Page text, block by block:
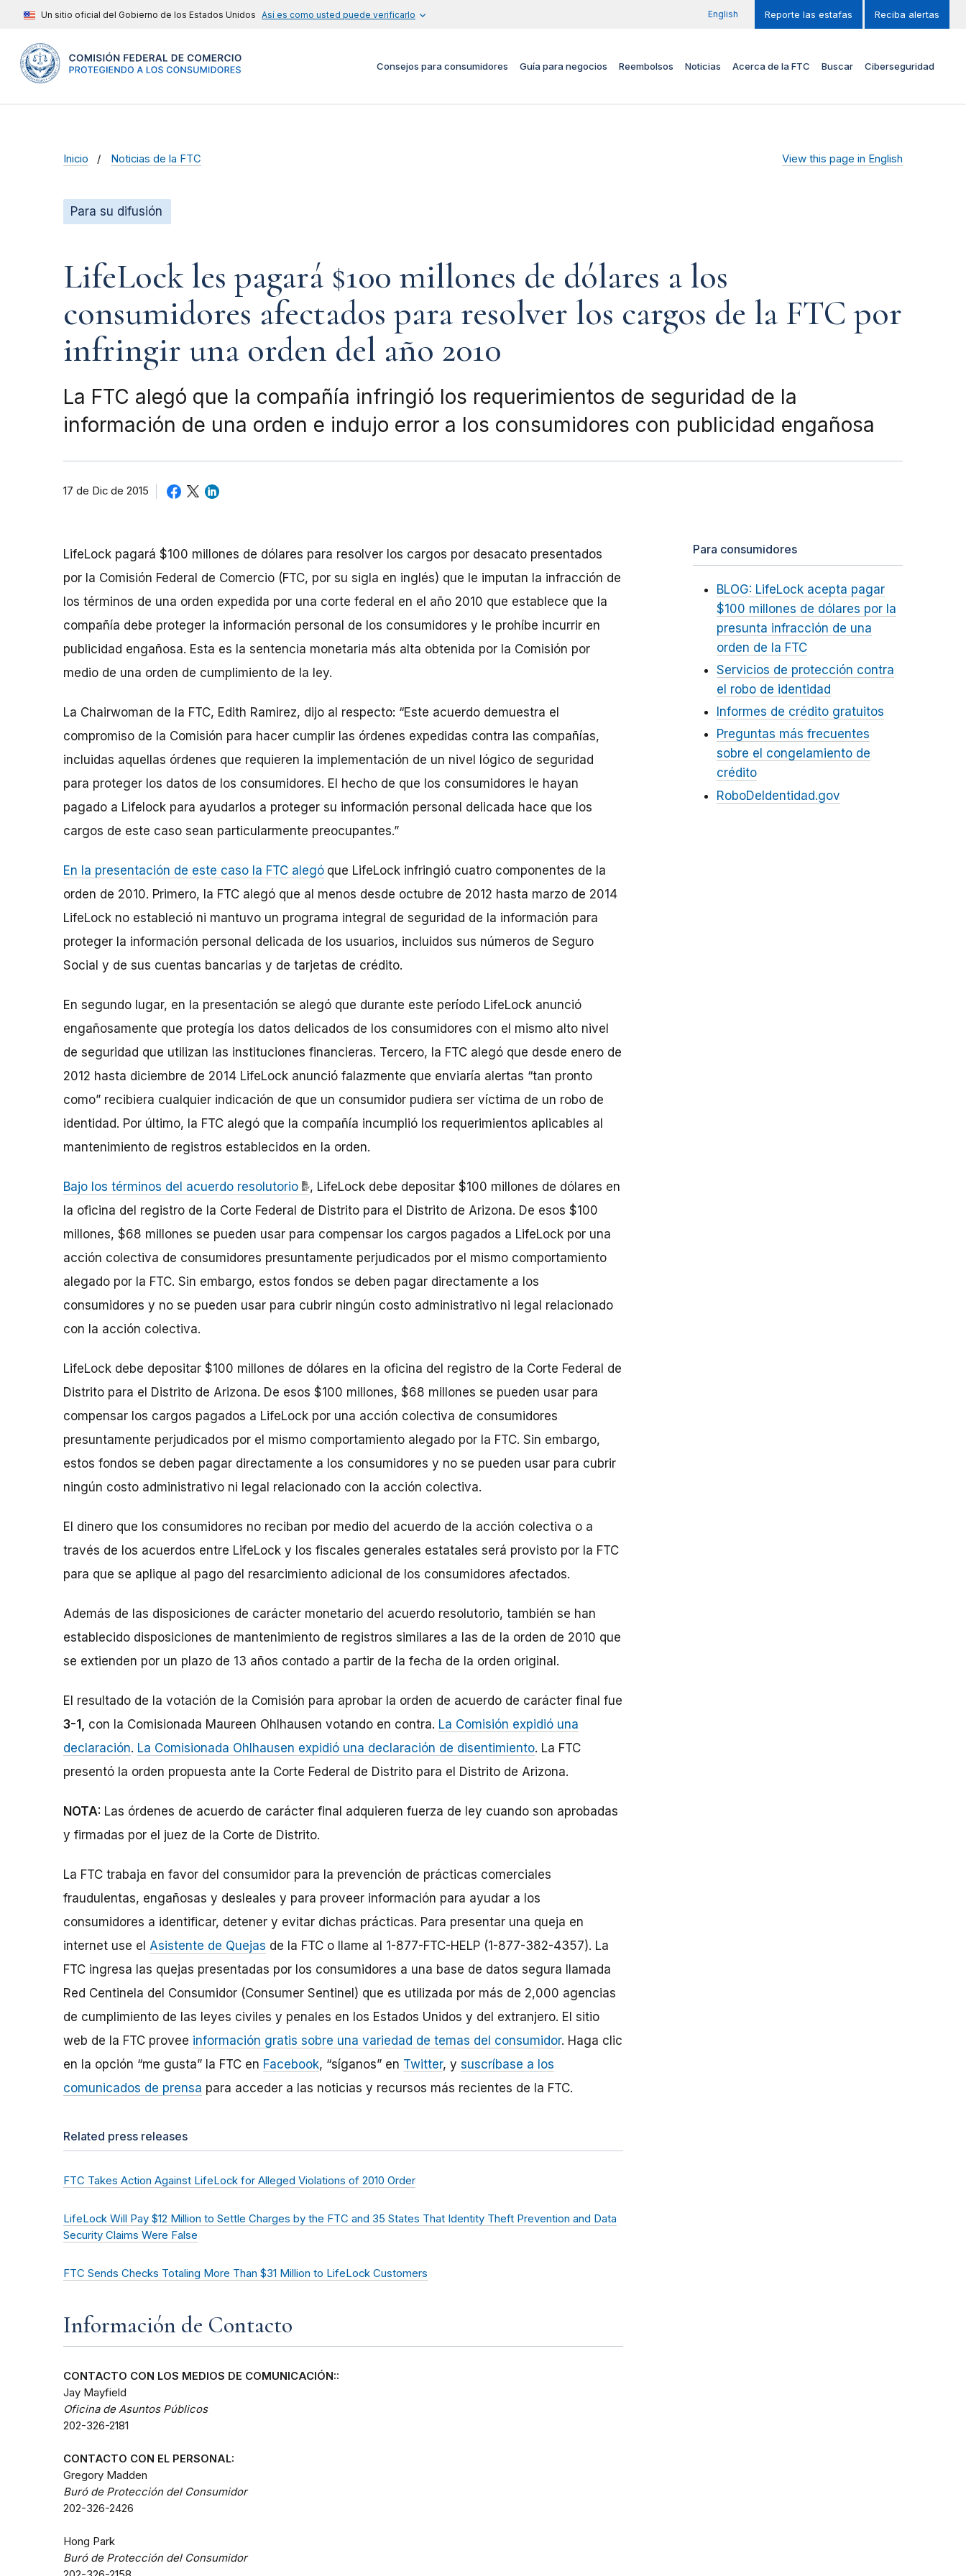
Un sitio oficial del Gobierno de los Estados Unidos Así es como usted puede verificarlo English Reporte las estafas Reciba alertas
Consejos para consumidores Guía para negocios Reembolsos Noticias Acerca de la FTC Buscar Ciberseguridad
Inicio Noticias de la FTC View this page in English
Para su difusión
LifeLock les pagará $100 millones de dólares a los
consumidores afectados para resolver los cargos de la FTC por
infringir una orden del año 2010
La FTC alegó que la compañía infringió los requerimientos de seguridad de la
información de una orden e indujo error a los consumidores con publicidad engañosa
17 de Dic de 2015
LifeLock pagará $100 millones de dólares para resolver los cargos por desacato presentados
por la Comisión Federal de Comercio (FTC, por su sigla en inglés) que le imputan la infracción de
los términos de una orden expedida por una corte federal en el año 2010 que establece que la
compañía debe proteger la información personal de los consumidores y le prohíbe incurrir en
publicidad engañosa. Esta es la sentencia monetaria más alta obtenida por la Comisión por
medio de una orden de cumplimiento de la ley.
La Chairwoman de la FTC, Edith Ramirez, dijo al respecto: “Este acuerdo demuestra el
compromiso de la Comisión para hacer cumplir las órdenes expedidas contra las compañías,
incluidas aquellas órdenes que requieren la implementación de un nivel lógico de seguridad
para proteger los datos de los consumidores. El hecho de que los consumidores le hayan
pagado a Lifelock para ayudarlos a proteger su información personal delicada hace que los
cargos de este caso sean particularmente preocupantes.”
En la presentación de este caso la FTC alegó que LifeLock infringió cuatro componentes de la
orden de 2010. Primero, la FTC alegó que al menos desde octubre de 2012 hasta marzo de 2014
LifeLock no estableció ni mantuvo un programa integral de seguridad de la información para
proteger la información personal delicada de los usuarios, incluidos sus números de Seguro
Social y de sus cuentas bancarias y de tarjetas de crédito.
En segundo lugar, en la presentación se alegó que durante este período LifeLock anunció
engañosamente que protegía los datos delicados de los consumidores con el mismo alto nivel
de seguridad que utilizan las instituciones financieras. Tercero, la FTC alegó que desde enero de
2012 hasta diciembre de 2014 LifeLock anunció falazmente que enviaría alertas “tan pronto
como” recibiera cualquier indicación de que un consumidor pudiera ser víctima de un robo de
identidad. Por último, la FTC alegó que la compañía incumplió los requerimientos aplicables al
mantenimiento de registros establecidos en la orden.
Bajo los términos del acuerdo resolutorio
, LifeLock debe depositar $100 millones de dólares en
la oficina del registro de la Corte Federal de Distrito para el Distrito de Arizona. De esos $100
millones, $68 millones se pueden usar para compensar los cargos pagados a LifeLock por una
acción colectiva de consumidores presuntamente perjudicados por el mismo comportamiento
alegado por la FTC. Sin embargo, estos fondos se deben pagar directamente a los
consumidores y no se pueden usar para cubrir ningún costo administrativo ni legal relacionado
con la acción colectiva.
LifeLock debe depositar $100 millones de dólares en la oficina del registro de la Corte Federal de
Distrito para el Distrito de Arizona. De esos $100 millones, $68 millones se pueden usar para
compensar los cargos pagados a LifeLock por una acción colectiva de consumidores
presuntamente perjudicados por el mismo comportamiento alegado por la FTC. Sin embargo,
estos fondos se deben pagar directamente a los consumidores y no se pueden usar para cubrir
ningún costo administrativo ni legal relacionado con la acción colectiva.
El dinero que los consumidores no reciban por medio del acuerdo de la acción colectiva o a
través de los acuerdos entre LifeLock y los fiscales generales estatales será provisto por la FTC
para que se aplique al pago del resarcimiento adicional de los consumidores afectados.
Además de las disposiciones de carácter monetario del acuerdo resolutorio, también se han
establecido disposiciones de mantenimiento de registros similares a las de la orden de 2010 que
se extienden por un plazo de 13 años contado a partir de la fecha de la orden original.
El resultado de la votación de la Comisión para aprobar la orden de acuerdo de carácter final fue
3-1, con la Comisionada Maureen Ohlhausen votando en contra. La Comisión expidió una
declaración. La Comisionada Ohlhausen expidió una declaración de disentimiento. La FTC
presentó la orden propuesta ante la Corte Federal de Distrito para el Distrito de Arizona.
NOTA: Las órdenes de acuerdo de carácter final adquieren fuerza de ley cuando son aprobadas
y firmadas por el juez de la Corte de Distrito.
La FTC trabaja en favor del consumidor para la prevención de prácticas comerciales
fraudulentas, engañosas y desleales y para proveer información para ayudar a los
consumidores a identificar, detener y evitar dichas prácticas. Para presentar una queja en
internet use el Asistente de Quejas de la FTC o llame al 1-877-FTC-HELP (1-877-382-4357). La
FTC ingresa las quejas presentadas por los consumidores a una base de datos segura llamada
Red Centinela del Consumidor (Consumer Sentinel) que es utilizada por más de 2,000 agencias
de cumplimiento de las leyes civiles y penales en los Estados Unidos y del extranjero. El sitio
web de la FTC provee información gratis sobre una variedad de temas del consumidor. Haga clic
en la opción “me gusta” la FTC en Facebook, “síganos” en Twitter, y suscríbase a los
comunicados de prensa para acceder a las noticias y recursos más recientes de la FTC.
Related press releases
FTC Takes Action Against LifeLock for Alleged Violations of 2010 Order
LifeLock Will Pay $12 Million to Settle Charges by the FTC and 35 States That Identity Theft Prevention and Data
Security Claims Were False
FTC Sends Checks Totaling More Than $31 Million to LifeLock Customers
Información de Contacto
CONTACTO CON LOS MEDIOS DE COMUNICACIÓN::
Jay Mayfield
Oficina de Asuntos Públicos
202-326-2181
CONTACTO CON EL PERSONAL:
Gregory Madden
Buró de Protección del Consumidor
202-326-2426
Hong Park
Buró de Protección del Consumidor
Para consumidores
BLOG: LifeLock acepta pagar
$100 millones de dólares por la
presunta infracción de una
orden de la FTC
Servicios de protección contra
el robo de identidad
Informes de crédito gratuitos
Preguntas más frecuentes
sobre el congelamiento de
crédito
RoboDeIdentidad.gov